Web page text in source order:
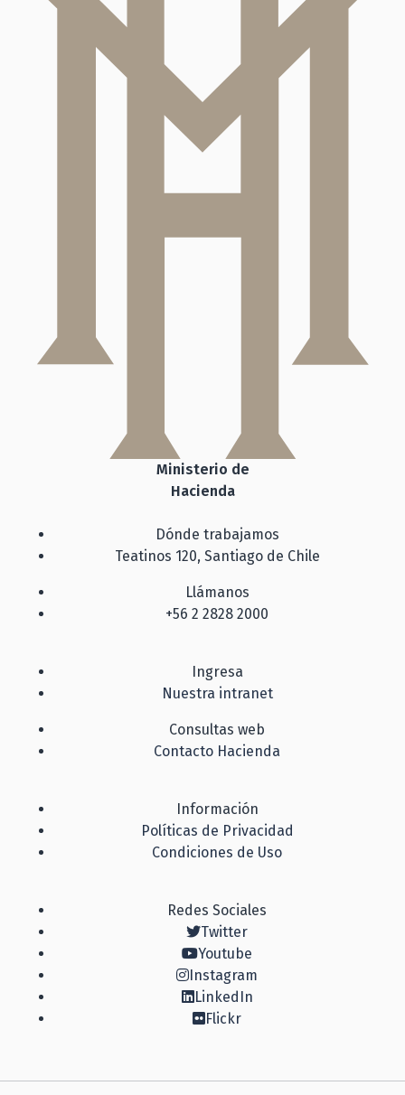
Ministerio de
Hacienda
Dónde trabajamos
Teatinos 120, Santiago de Chile
Llámanos
+56 2 2828 2000
Ingresa
Nuestra intranet
Consultas web
Contacto Hacienda
Información
Políticas de Privacidad
Condiciones de Uso
Redes Sociales
Twitter
Youtube
Instagram
LinkedIn
Flickr